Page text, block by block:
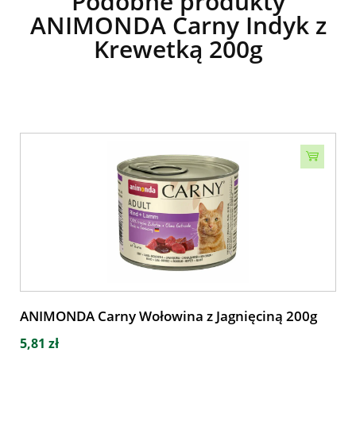
ANIMONDA Carny Indyk z
Krewetką 200g
ANIMONDA Carny Wołowina z Jagnięciną 200g
5,81 zł